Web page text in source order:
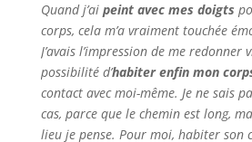
Quand j’aipeint avec mes doigts
corps, cela m’a vraiment touchée
J’avais l’impression de me redonner
possibilité d’habiter enfin mon
contact avec moi-même. Je ne sais
cas, parce que le chemin est long,
lieu je pense. Pour moi, habiter son